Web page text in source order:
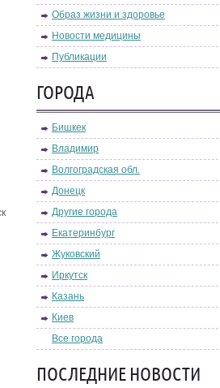
Образ жизни и здоровье
Новости медицины
Публикации
ГОРОДА
Бишкек
Владимир
Волгоградская обл.
Донецк
Другие города
Екатеринбург
Жуковский
Иркутск
Казань
Киев
Все города
ПОСЛЕДНИЕ НОВОСТИ